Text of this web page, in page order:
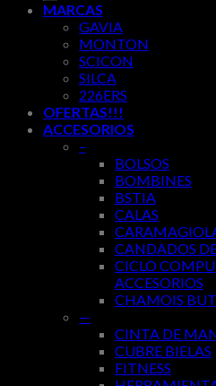
MARCAS
GAVIA
MONTON
SCICON
SILCA
226ERS
OFERTAS!!!
ACCESORIOS
–
BOLSOS
BOMBINES
BSTIA
CALAS
CANDADOS
CICLO
ACCESORIOS
CHAMOIS
—
CINTA DE
CUBRE BIELAS
FITNESS